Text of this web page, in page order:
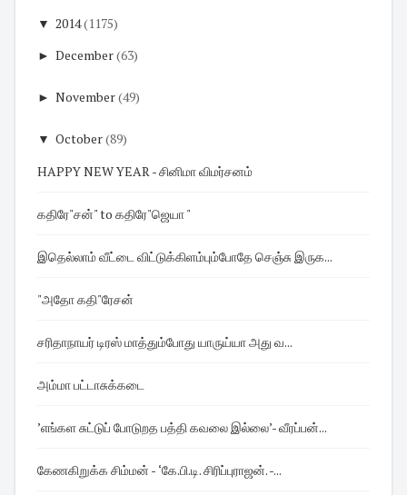
▼ 2014(1175)
► December(63)
► November(49)
▼ October(89)
HAPPY NEW YEAR - சினிமா விமர்சனம்
கதிரே"சன்" to கதிரே"ஜெயா "
இதெல்லாம் வீட்டை விட்டுக்கிளம்பும்போதே செஞ்சு இருக...
"அதோ கதி"ரேசன்
சரிதாநாயர் டிரஸ் மாத்தும்போது யாருய்யா அது வ...
அம்மா பட்டாசுக்கடை
’எங்கள சுட்டுப் போடுறத பத்தி கவலை இல்லை’- வீரப்பன்...
கேணகிறுக்க சிம்மன் - ‘கே.பி.டி. சிரிப்புராஜன். -...